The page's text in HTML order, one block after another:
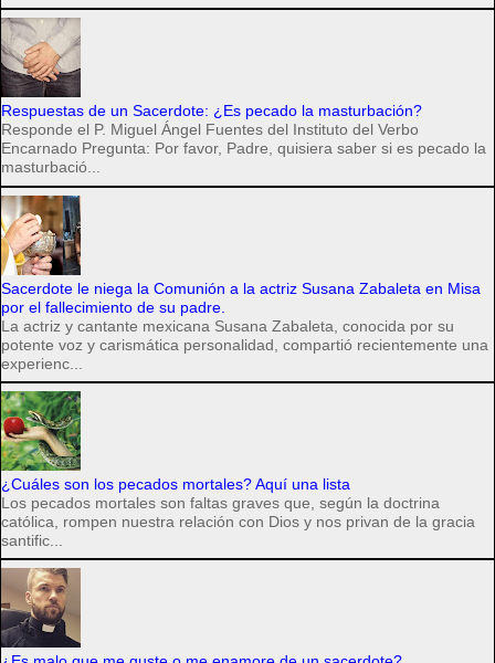
Respuestas de un Sacerdote: ¿Es pecado la masturbación?
Responde el P. Miguel Ángel Fuentes del Instituto del Verbo
Encarnado Pregunta: Por favor, Padre, quisiera saber si es pecado la
masturbació...
Sacerdote le niega la Comunión a la actriz Susana Zabaleta en Misa
por el fallecimiento de su padre.
La actriz y cantante mexicana Susana Zabaleta, conocida por su
potente voz y carismática personalidad, compartió recientemente una
experienc...
¿Cuáles son los pecados mortales? Aquí una lista
Los pecados mortales son faltas graves que, según la doctrina
católica, rompen nuestra relación con Dios y nos privan de la gracia
santific...